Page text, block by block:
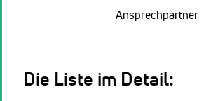
Ansprechpartner
Die Liste im Detail: